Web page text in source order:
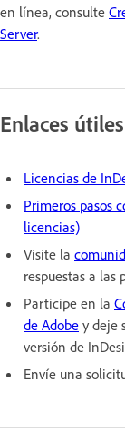
en línea, consulte
Server.
Enlaces útiles
Licencias de
Primeros pasos
licencias)
Visite la
respuestas a las
Participe en la
de Adobe y deje
versión de
Envíe una